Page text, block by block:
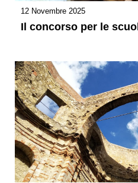
12 Novembre 2025
Il concorso per le